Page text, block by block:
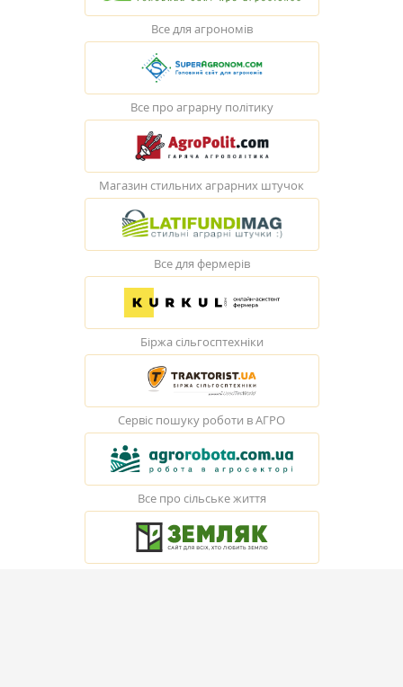
Все для агрономів
Все про аграрну політику
Магазин стильних аграрних штучок
Все для фермерів
Біржа сільгосптехніки
Сервіс пошуку роботи в АГРО
Все про сільське життя